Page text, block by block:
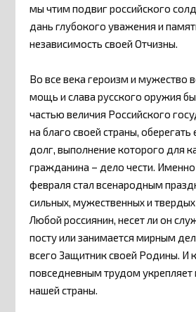
мы чтим подвиг российского
дань глубокого уважения и
независимость своей Отчизны.
Во все века героизм и мужество
мощь и слава русского оружия
частью величия Российского
на благо своей страны,
долг, выполнение которого для
гражданина – дело чести.
февраля стал всенародным
сильных, мужественных и
Любой россиянин, несет ли он
посту или занимается мирным
всего Защитник своей Родины. И
повседневным трудом
нашей страны.